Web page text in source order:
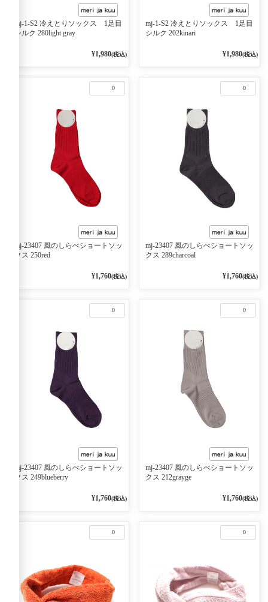
mj-1-S2 冷えとりソックス 1足目
シルク 280light gray
¥1,980(税込)
mj-1-S2 冷えとりソックス 1足目
シルク 202kinari
¥1,980(税込)
0
mj-23407 風のしらべショートソッ
クス 250red
¥1,760(税込)
0
mj-23407 風のしらべショートソッ
クス 289charcoal
¥1,760(税込)
0
mj-23407 風のしらべショートソッ
クス 249blueberry
¥1,760(税込)
0
mj-23407 風のしらべショートソッ
クス 212grayge
¥1,760(税込)
0 0